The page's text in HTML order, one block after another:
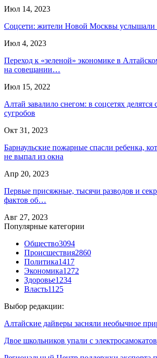
Июл 14, 2023
Соцсети: жители Новой Москвы услышали
Июл 4, 2023
Переход к «зеленой» экономике в
на совещании…
Июл 15, 2022
Алтай завалило снегом: в соцсетях
сугробов
Окт 31, 2023
Барнаульские пожарные спасли ребенка,
не выпал из окна
Апр 20, 2023
Первые присяжные, тысячи разводов и
фактов об…
Авг 27, 2023
Популярные категории
Общество3094
Происшествия2860
Политика1417
Экономика1272
Здоровье1234
Власть1125
Выбор редакции:
Алтайские дайверы засняли необычное
Двое школьников упали с